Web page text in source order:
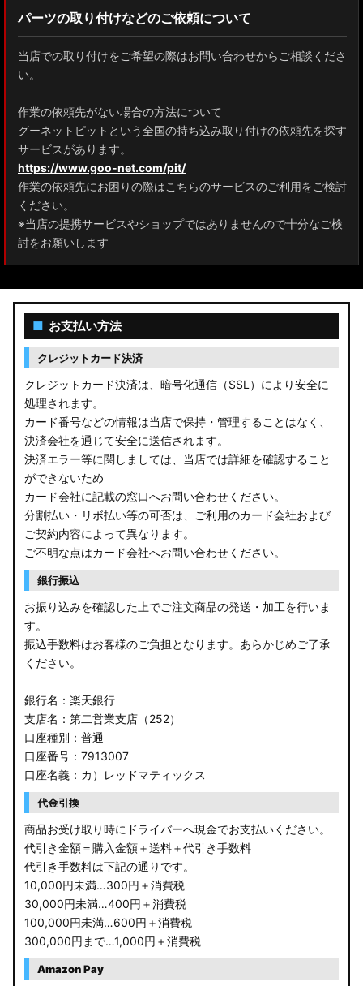
テスト
モニター
ZWR90W/ZWR95W/MZRA90W/MZRA95W ノア/ヴォクシー
ZRR80 ノア/ヴォクシー
NHP17/NSP17NCP17 シエンタ
M900A/M910A ルーミー
A200A/A210A ライズ
E52 エルグランド
T32 エクストレイル
C28 セレナ
B21A デイズルークス
E13 ノート
E12 ノート
B44A/B45A B47A/B48A ルークス ハイウェイスター
JF3/4 N-BOX カスタム
JH3/4 N-WGN
JH1/2 N-WGN
RT5/6 RW1/2 CR-V
RU3/4 ヴェゼル
JW5 S660
RP6/7 ステップワゴン
RP1/2 RP3/4 ステップワゴン/スパーダ
RK5/6 ステップワゴンスパーダ
RC1/2 オデッセイ
GB5〜8 フリード
GR フィット
パーツの取り付けなどのご依頼について
当店での取り付けをご希望の際はお問い合わせからご相談くださ
い。
作業の依頼先がない場合の方法について
グーネットピットという全国の持ち込み取り付けの依頼先を探す
サービスがあります。
https://www.goo-net.com/pit/
作業の依頼先にお困りの際はこちらのサービスのご利用をご検討
ください。
※当店の提携サービスやショップではありませんので十分なご検
討をお願いします
■ お支払い方法
クレジットカード決済
クレジットカード決済は、暗号化通信（SSL）により安全に
処理されます。
カード番号などの情報は当店で保持・管理することはなく、
決済会社を通じて安全に送信されます。
決済エラー等に関しましては、当店では詳細を確認すること
ができないため
カード会社に記載の窓口へお問い合わせください。
分割払い・リボ払い等の可否は、ご利用のカード会社および
ご契約内容によって異なります。
ご不明な点はカード会社へお問い合わせください。
銀行振込
お振り込みを確認した上でご注文商品の発送・加工を行いま
す。
振込手数料はお客様のご負担となります。あらかじめご了承
ください。
銀行名：楽天銀行
支店名：第二営業支店（252）
口座種別：普通
口座番号：7913007
口座名義：カ）レッドマティックス
代金引換
商品お受け取り時にドライバーへ現金でお支払いください。
代引き金額＝購入金額＋送料＋代引き手数料
代引き手数料は下記の通りです。
10,000円未満…300円＋消費税
30,000円未満…400円＋消費税
100,000円未満…600円＋消費税
300,000円まで…1,000円＋消費税
Amazon Pay